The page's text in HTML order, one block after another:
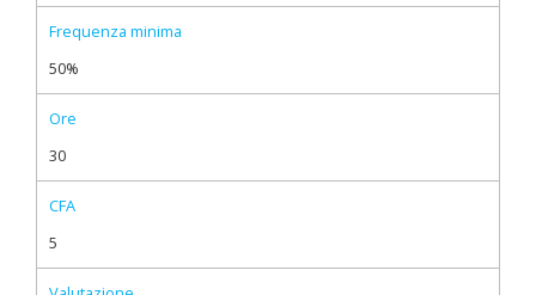
Frequenza minima
50%
Ore
30
CFA
5